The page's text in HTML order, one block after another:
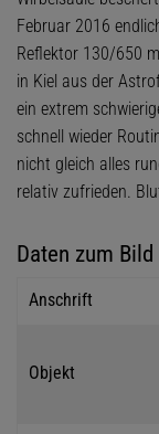
Februar 2016
Reflektor 130/650
in Kiel aus der
ein extrem
schnell wieder
nicht gleich alles
relativ zufrieden.
Daten zum Bild
Anschrift
Objekt